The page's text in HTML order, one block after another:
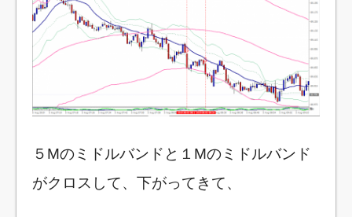
５Mのミドルバンドと１Mのミドルバンド
がクロスして、下がってきて、